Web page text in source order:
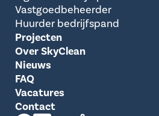
Vastgoedbeheerder
Huurder bedrijfspand
Projecten
Over SkyClean
Nieuws
FAQ
Vacatures
Contact